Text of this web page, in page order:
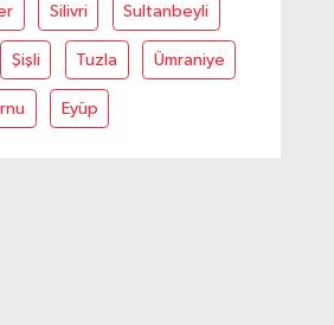
Silivri Sultanbeyli
Şişli Tuzla Ümraniye
Eyüp